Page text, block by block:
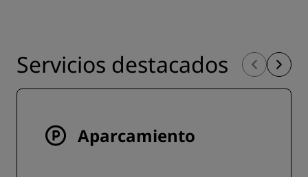
Servicios destacados
Aparcamiento